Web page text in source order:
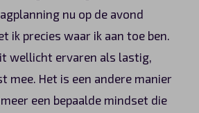
nu op de avond
ik precies waar ik aan toe ben.
wellicht ervaren als lastig,
mee. Het is een andere manier
een bepaalde mindset die